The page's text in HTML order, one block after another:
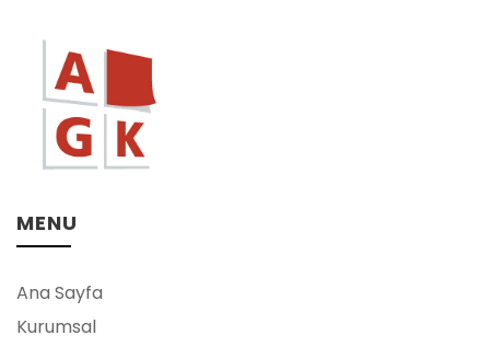
MENU
Ana Sayfa
Kurumsal